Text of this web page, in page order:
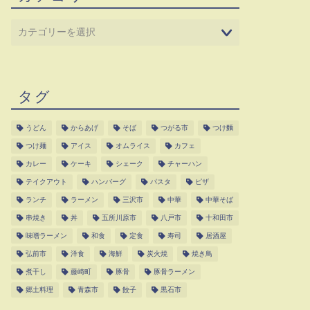
タグ
うどん からあげ そば つがる市 つけ麵
つけ麺 アイス オムライス カフェ
カレー ケーキ シェーク チャーハン
テイクアウト ハンバーグ パスタ ピザ
ランチ ラーメン 三沢市 中華 中華そば
串焼き 丼 五所川原市 八戸市 十和田市
味噌ラーメン 和食 定食 寿司 居酒屋
弘前市 洋食 海鮮 炭火焼 焼き鳥
煮干し 藤崎町 豚骨 豚骨ラーメン
郷土料理 青森市 餃子 黒石市